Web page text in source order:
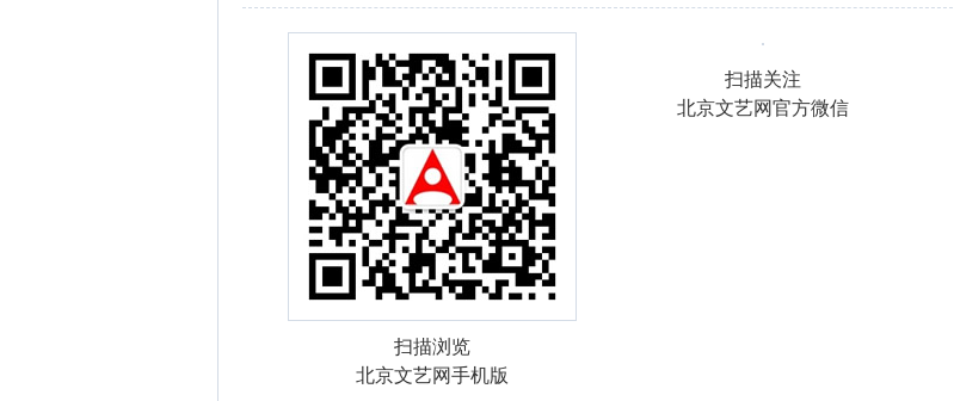
扫描浏览
北京文艺网手机版
扫描关注
北京文艺网官方微信